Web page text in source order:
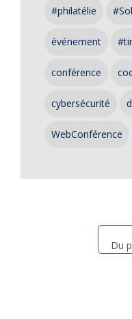
#philatélie
événement
conférence
cybersécurité
WebConférence
Du